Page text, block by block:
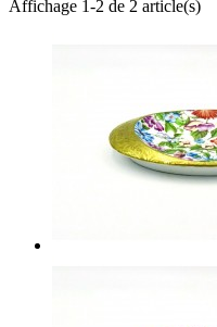
Affichage 1-2 de 2 article(s)